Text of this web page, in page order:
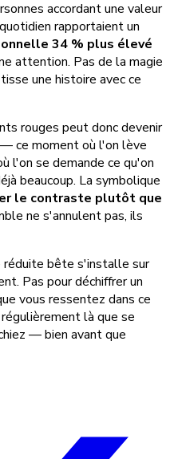
accordant une valeur
rapportaient un
34 % plus élevé
attention. Pas de la magie
une histoire avec ce
rouges peut donc devenir
— ce moment où l'on lève
l'on se demande ce qu'on
beaucoup. La symbolique
le contraste plutôt que
ne s'annulent pas, ils
réduite bête s'installe sur
Pas pour déchiffrer un
vous ressentez dans ce
là que se
— bien avant que